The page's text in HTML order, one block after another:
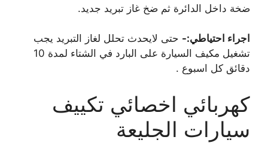
ضخة داخل الدائرة ثم ضخ غاز تبريد جديد.
اجراء احتياطي:- حتى لايحدث تحلل لغاز التبريد يجب
تشغيل مكيف السيارة على البارد في الشتاء لمدة 10
دقائق كل اسبوع .
كهربائي اخصائي تكييف
سيارات الجليعة